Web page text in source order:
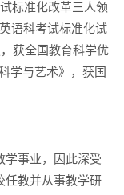
标准化改革三人领
语科考试标准化试
获全国教育科学优
学与艺术》，获国
学事业，因此深受
任教并从事教学研